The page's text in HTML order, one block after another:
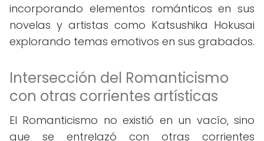
incorporando elementos románticos en sus
novelas y artistas como Katsushika Hokusai
explorando temas emotivos en sus grabados.
Intersección del Romanticismo
con otras corrientes artísticas
El Romanticismo no existió en un vacío, sino
que se entrelazó con otras corrientes